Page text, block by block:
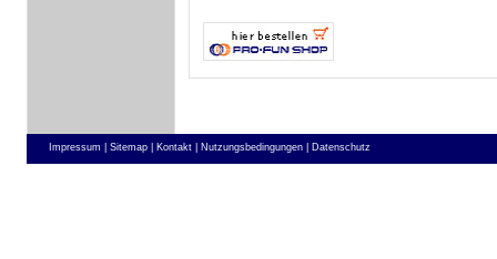
Impressum | Sitemap | Kontakt | Nutzungsbedingungen | Datenschutz